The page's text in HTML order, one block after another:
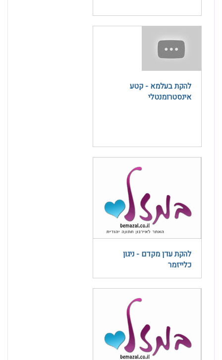
להקת בעלמא - קטע
אינסטרומנטלי
להקת עדן מקדם - ניגון
כלייזמר